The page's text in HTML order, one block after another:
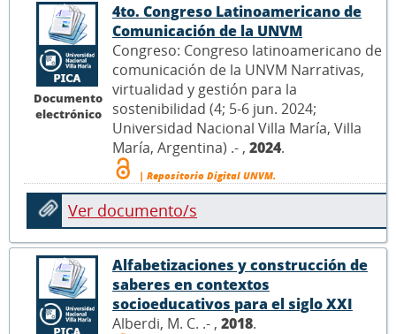
Documento
electrónico
4to. Congreso Latinoamericano de
Comunicación de la UNVM
Congreso: Congreso latinoamericano de
comunicación de la UNVM Narrativas,
virtualidad y gestión para la
sostenibilidad (4; 5-6 jun. 2024;
Universidad Nacional Villa María, Villa
María, Argentina) .- , 2024.
| Repositorio Digital UNVM.
Ver documento/s
Alfabetizaciones y construcción de
saberes en contextos
socioeducativos para el siglo XXI
Alberdi, M. C. .- , 2018.